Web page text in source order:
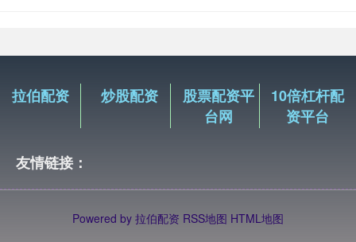
拉伯配资 炒股配资
股票配资平
台网
10倍杠杆配
资平台
友情链接：
Powered by 拉伯配资 RSS地图 HTML地图